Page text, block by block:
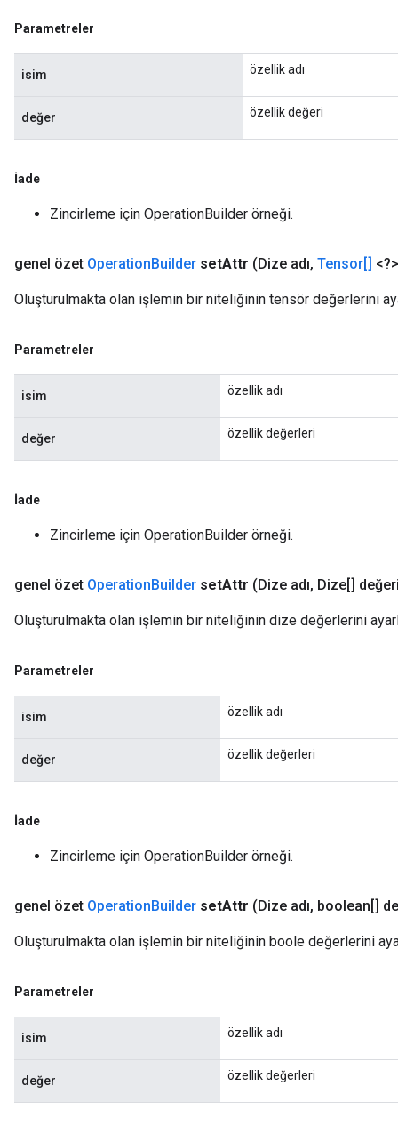
Parametreler
isim özellik adı
değer özellik değeri
İade
Zincirleme için OperationBuilder örneği.
genel özet OperationBuilder setAttr (Dize adı, Tensor[]
Oluşturulmakta olan işlemin bir niteliğinin tensör değerlerini
Parametreler
isim özellik adı
değer özellik değerleri
İade
Zincirleme için OperationBuilder örneği.
genel özet OperationBuilder setAttr (Dize adı, Dize[]
Oluşturulmakta olan işlemin bir niteliğinin dize değerlerini
Parametreler
isim özellik adı
değer özellik değerleri
İade
Zincirleme için OperationBuilder örneği.
genel özet OperationBuilder setAttr (Dize adı, boolean[]
Oluşturulmakta olan işlemin bir niteliğinin boole değerlerini
Parametreler
isim özellik adı
değer özellik değerleri